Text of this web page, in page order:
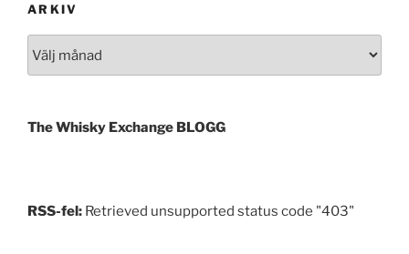
ARKIV
The Whisky Exchange BLOGG
RSS-fel: Retrieved unsupported status code "403"